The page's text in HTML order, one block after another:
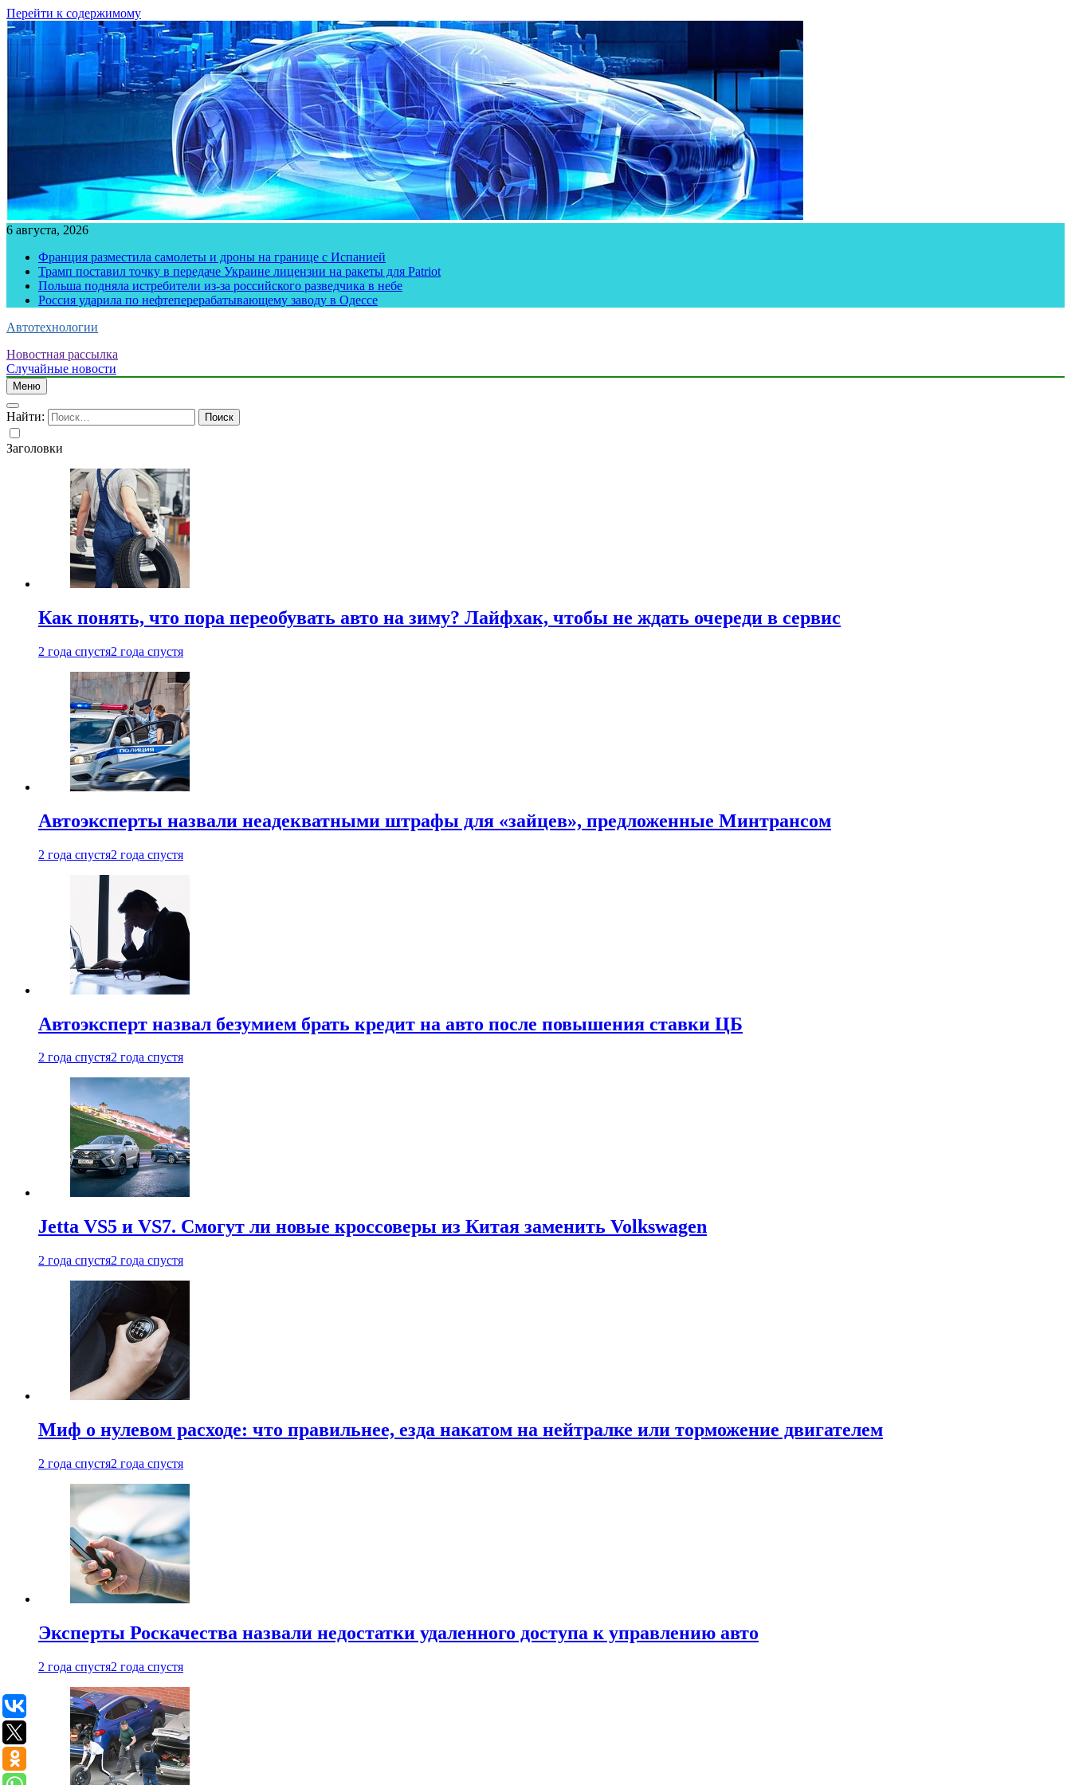
Перейти к содержимому
6 августа, 2026
Франция разместила самолеты и дроны на границе с Испанией
Трамп поставил точку в передаче Украине лицензии на ракеты для Patriot
Польша подняла истребители из-за российского разведчика в небе
Россия ударила по нефтеперерабатывающему заводу в Одессе
Автотехнологии
Новостная рассылка
Случайные новости
Меню
Найти:
Заголовки
Как понять, что пора переобувать авто на зиму? Лайфхак, чтобы не ждать очереди в сервис
2 года спустя2 года спустя
Автоэксперты назвали неадекватными штрафы для «зайцев», предложенные Минтрансом
2 года спустя2 года спустя
Автоэксперт назвал безумием брать кредит на авто после повышения ставки ЦБ
2 года спустя2 года спустя
Jetta VS5 и VS7. Смогут ли новые кроссоверы из Китая заменить Volkswagen
2 года спустя2 года спустя
Миф о нулевом расходе: что правильнее, езда накатом на нейтралке или торможение двигателем
2 года спустя2 года спустя
Эксперты Роскачества назвали недостатки удаленного доступа к управлению авто
2 года спустя2 года спустя